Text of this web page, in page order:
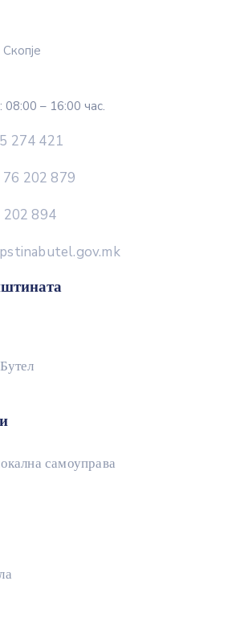
– 16:00 час.
274 421
202 879
202 894
самоуправа